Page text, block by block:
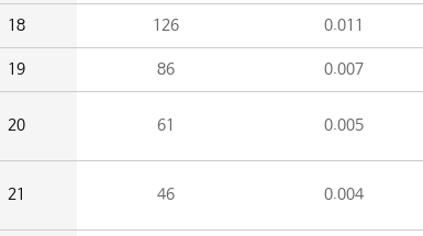
18 126 0.011
19 86 0.007
20 61 0.005
21 46 0.004